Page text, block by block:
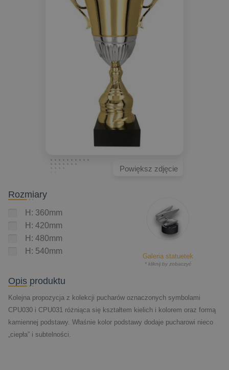
Powiększ zdjęcie
Rozmiary
H: 360mm
H: 420mm
H: 480mm
H: 540mm
Galeria statuetek
* kliknij by zobaczyć
Opis produktu
Kolejna propozycja z kolekcji pucharów oznaczonych symbolami
CPU030 i CPU031 różniąca się kształtem kielich i kolorem oraz formą
kamiennej podstawy. Właśnie kolor podstawy dodaje pucharowi nieco
„ciepła” i subtelności.